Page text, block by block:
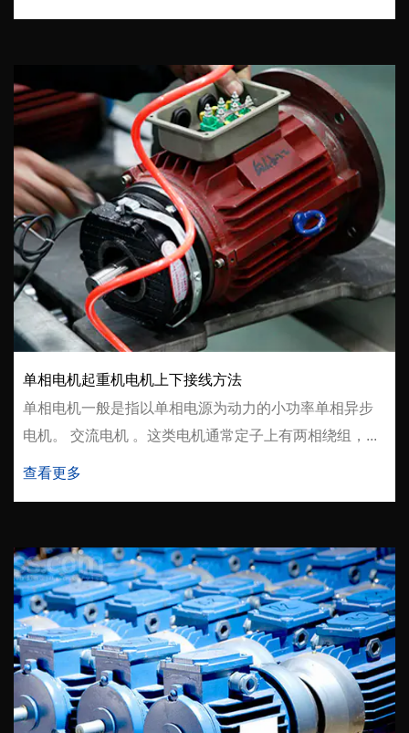
单相电机起重机电机上下接线方法
单相电机一般是指以单相电源为动力的小功率单相异步
电机。 交流电机 。这类电机通常定子上有两相绕组，...
查看更多